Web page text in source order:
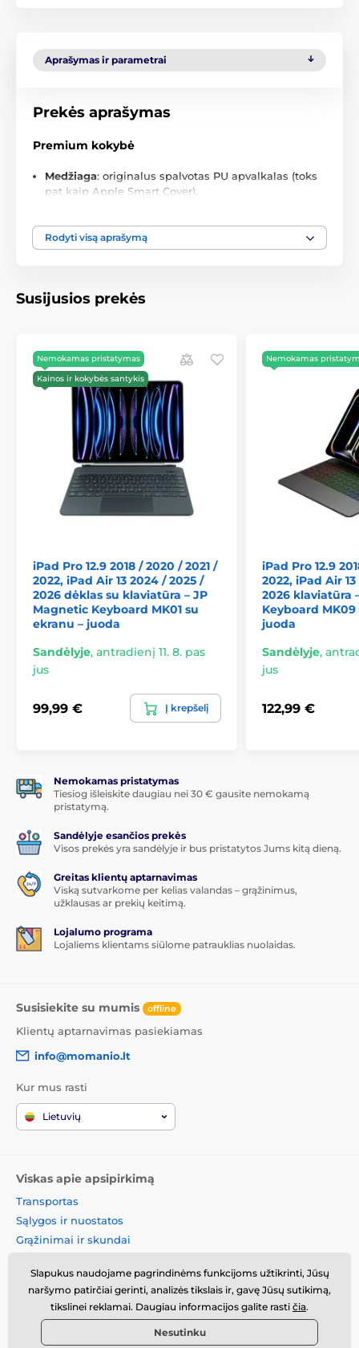
Aprašymas ir parametrai
Prekės aprašymas
Premium kokybė
Medžiaga: originalus spalvotas PU apvalkalas (toks
pat kaip Apple Smart Cover).
ekraną nuo įbrėžimų ir nešvarumų.
Origami sistema – 5 išmanios padėtys
Dėl lankstymo mechanizmo galite pritaikyti dėklą
įvairioms veikloms:
Rašymas– žemas kampas patogiam rašymui
klaviatūra.
Turinio peržiūra– idealus polinkis skaitymui ir
naršymui.
Platus stabilus pagrindas– tinkamas filmų
Portretinė padėtis– praktiška FaceTime ir vaizdo
skambučiams.
Minkšti paviršiai – stabilus nustatymas pavyzdžiui
lovoje.
Apgalvotos detalės
Tikslūs išpjovimai
– lengva prieiga prie visų
mygtukų, prievadų ir fotoaparato.
Elegantiškas dizainas– plonas ir lengvas, kuris
Rodyti visą aprašymą
Susijusios prekės
Nemokamas pristatymas
Kainos ir kokybės santykis
iPad Pro 12.9 2018 / 2020 / 2021 /
2022, iPad Air 13 2024 / 2025 /
2026 dėklas su klaviatūra – JP
Magnetic Keyboard MK01 su
ekranu – juoda
Sandėlyje, antradienį 11. 8. pas
jus
99,99 € Į krepšelį
Nemokamas
iPad Pro 12.9
2022, iPad Air
2026 klaviatūra
Keyboard
juoda
Sandėlyje,
jus
122,99 €
Nemokamas pristatymas
Tiesiog išleiskite daugiau nei 30 € gausite nemokamą
pristatymą.
Sandėlyje esančios prekės
Visos prekės yra sandėlyje ir bus pristatytos Jums kitą dieną.
Greitas klientų aptarnavimas
Viską sutvarkome per kelias valandas – grąžinimus,
užklausas ar prekių keitimą.
Lojalumo programa
Lojaliems klientams siūlome patrauklias nuolaidas.
Susisiekite su mumis offline
Klientų aptarnavimas pasiekiamas
info@momanio.lt
Kur mus rasti
Lietuvių
Viskas apie apsipirkimą
Transportas
Sąlygos ir nuostatos
Grąžinimai ir skundai
Prekių keitimas
Slapukų politika
Kontaktinė informacija
Slapukus naudojame pagrindinėms funkcijoms užtikrinti, Jūsų
naršymo patirčiai gerinti, analizės tikslais ir, gavę Jūsų sutikimą,
tikslinei reklamai. Daugiau informacijos galite rasti čia.
Nesutinku